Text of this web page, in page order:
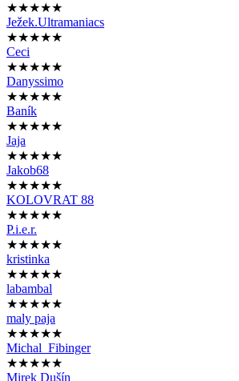
★★★★★
Ježek.Ultramaniacs
★★★★★
Ceci
★★★★★
Danyssimo
★★★★★
Baník
★★★★★
Jaja
★★★★★
Jakob68
★★★★★
KOLOVRAT 88
★★★★★
P.i.e.r.
★★★★★
kristinka
★★★★★
labambal
★★★★★
maly paja
★★★★★
Michal_Fibinger
★★★★★
Mirek Dušín